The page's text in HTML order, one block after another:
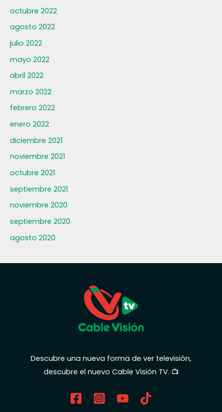
octubre 2022
agosto 2022
julio 2022
mayo 2022
abril 2022
marzo 2022
febrero 2022
enero 2022
diciembre 2021
noviembre 2021
octubre 2021
septiembre 2021
noviembre 2020
septiembre 2020
agosto 2020
Descubre una nueva forma de ver televisión,
descubre el nuevo Cable Visión TV. 📺